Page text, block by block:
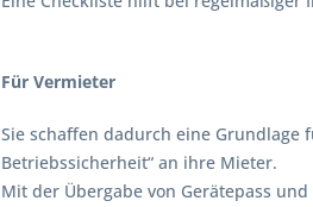
Für Vermieter
Sie schaffen dadurch eine Grundlage
Betriebssicherheit“ an ihre Mieter.
Mit der Übergabe von Gerätepass